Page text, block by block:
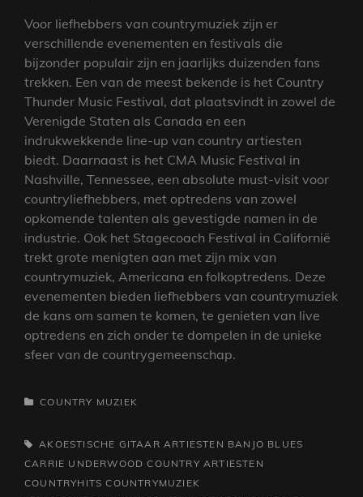
Voor liefhebbers van countrymuziek zijn er
verschillende evenementen en festivals die
bijzonder populair zijn en jaarlijks duizenden fans
trekken. Een van de meest bekende is het Country
Thunder Music Festival, dat plaatsvindt in zowel de
Verenigde Staten als Canada en een
indrukwekkende line-up van country artiesten
biedt. Daarnaast is het CMA Music Festival in
Nashville, Tennessee, een absolute must-visit voor
countryliefhebbers, met optredens van zowel
opkomende talenten als gevestigde namen in de
industrie. Ook het Stagecoach Festival in Californië
trekt grote menigten aan met zijn mix van
countrymuziek, Americana en folkoptredens. Deze
evenementen bieden liefhebbers van countrymuziek
de kans om samen te komen, te genieten van live
optredens en zich onder te dompelen in de unieke
sfeer van de countrygemeenschap.
CATEGORIEËN
COUNTRY MUZIEK
TAGS,AKOESTISCHE GITAAR ARTIESTEN BANJO BLUES
CARRIE UNDERWOOD COUNTRY ARTIESTEN
COUNTRYHITS COUNTRYMUZIEK